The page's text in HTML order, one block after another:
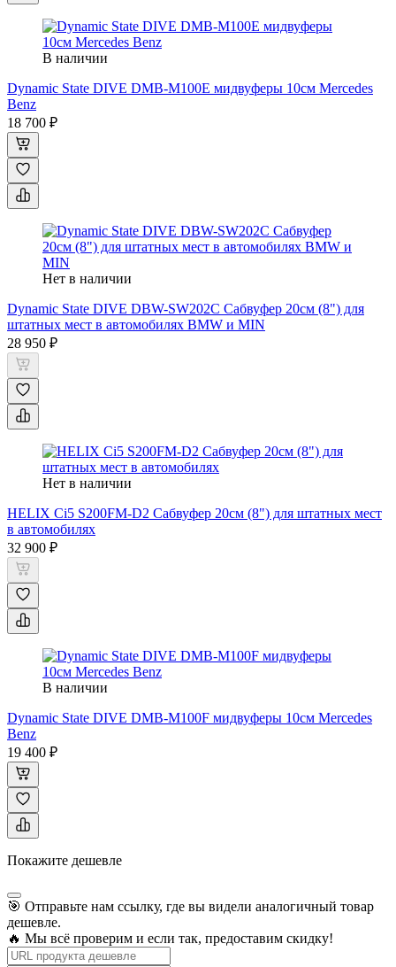
В наличии
Dynamic State DIVE DMB-M100E мидвуферы 10см Mercedes
Benz
18 700 ₽
Нет в наличии
Dynamic State DIVE DBW-SW202C Сабвуфер 20см (8") для
штатных мест в автомобилях BMW и MIN
28 950 ₽
Нет в наличии
HELIX Ci5 S200FM-D2 Сабвуфер 20см (8") для штатных мест
в автомобилях
32 900 ₽
В наличии
Dynamic State DIVE DMB-M100F мидвуферы 10см Mercedes
Benz
19 400 ₽
Покажите дешевле
🎯 Отправьте нам ссылку, где вы видели аналогичный товар
дешевле.
🔥 Мы всё проверим и если так, предоставим скидку!